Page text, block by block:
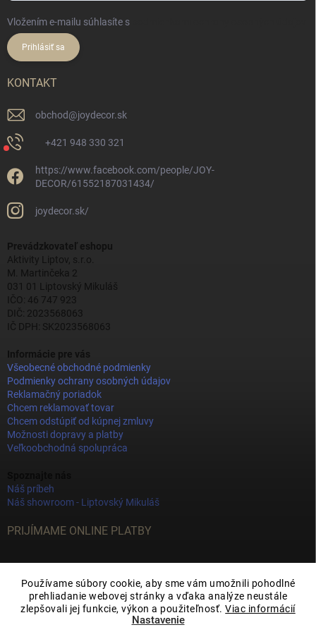
Používame súbory cookie, aby sme vám umožnili pohodlné
prehliadanie webovej stránky a vďaka analýze neustále
zlepšovali jej funkcie, výkon a použiteľnosť.Viac informácií
Nastavenie
Vložením e-mailu súhlasíte s
Prihlásiť sa
KONTAKT
obchod@joydecor.sk
+421 948 330 321
https://www.facebook.com/people/JOY-
DECOR/61552187031434/
joydecor.sk/
Prevádzkovateľ eshopu
Aktivity Liptov, s.r.o.
M. Martinčeka 2
031 01 Liptovský Mikuláš
IČO: 46 747 923
DIČ: 2023568063
IČ DPH: SK2023568063
Informácie pre vás
Všeobecné obchodné podmienky
Podmienky ochrany osobných údajov
Reklamačný poriadok
Chcem reklamovať tovar
Chcem odstúpiť od kúpnej zmluvy
Možnosti dopravy a platby
Veľkoobchodná spolupráca
Náš príbeh
Náš showroom - Liptovský Mikuláš
PRIJÍMAME ONLINE PLATBY